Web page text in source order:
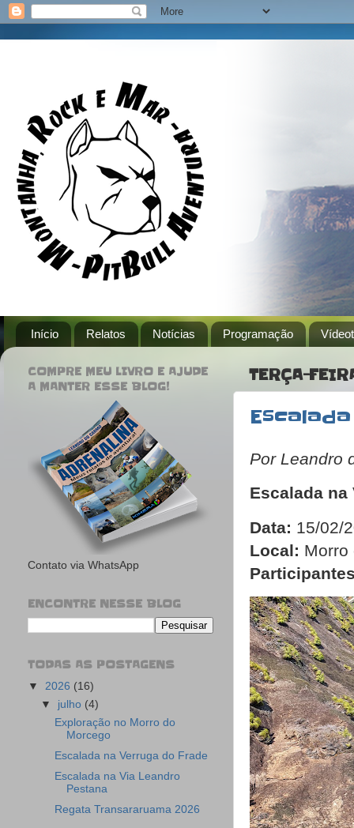
Início Relatos Notícias Programação
TERÇA-
Por Leandro
Escalada na
Data: 15/02/
Local: Morro
COMPRE MEU LIVRO E AJUDE
A MANTER ESSE BLOG!
Contato via WhatsApp
ENCONTRE NESSE BLOG
TODAS AS POSTAGENS
▼ 2026 (16)
▼ julho (4)
Exploração no Morro do
Morcego
Escalada na Verruga do Frade
Escalada na Via Leandro
Pestana
Regata Transararuama 2026